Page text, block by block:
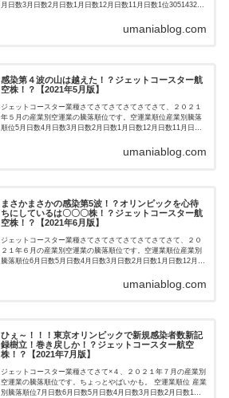
月日数3月日数2月日数1月日数12月日数11月日数1位3051432位
umaniablog.com
感染第４波の山は越えた！？ジェットコースター航
空株！？【2021年5月版】
ジェットコースター業種さてさてさてさてさてさて、２０２１
年５月の産業別空運業の騰落順位です。空運業順位産業別騰落
順位5月日数4月日数3月日数2月日数1月日数12月日数11月日数1
umaniablog.com
まさかまさかの感染第5波！？オリンピックを心待
ちにしているは〇〇〇株！？ジェットコースター航
空株！？【2021年6月版】
ジェットコースター業種さてさてさてさてさてさてさて、２０
２１年６月の産業別空運業の騰落順位です。空運業順位産業別
騰落順位6月日数5月日数4月日数3月日数2月日数1月日数12月日
umaniablog.com
ひぇ～！！！東京オリンピックで新規感染者数新記
録樹立！巻き戻しか！？ジェットコースター航空
株！？【2021年7月版】
ジェットコースター業種さてさて×４、２０２１年７月の産業別
空運業の騰落順位です。ちょっとやばいかも。 空運業順位 産業
別騰落順位7月日数6月日数5月日数4月日数3月日数2月日数1月